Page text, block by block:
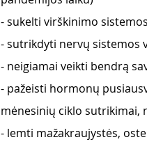
- sukelti virškinimo
- sutrikdyti nervų sistemos
- neigiamai veikti bendrą
- pažeisti hormonų
mėnesinių ciklo sutrikimai,
- lemti mažakraujystės,